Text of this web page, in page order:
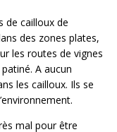
de cailloux de
des zones plates,
les routes de vignes
A aucun
les cailloux. Ils se
mal pour être